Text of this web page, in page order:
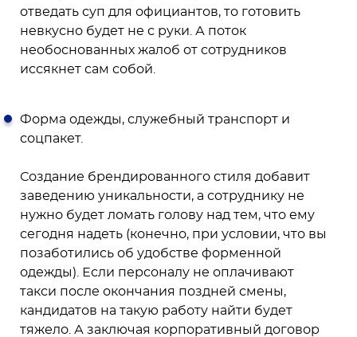
отведать суп для официантов, то готовить
невкусно будет не с руки. А поток
необоснованных жалоб от сотрудников
иссякнет сам собой.
Форма одежды, служебный транспорт и
соцпакет.
Создание брендированного стиля добавит
заведению уникальности, а сотруднику не
нужно будет ломать голову над тем, что ему
сегодня надеть (конечно, при условии, что вы
позаботились об удобстве форменной
одежды). Если персоналу не оплачивают
такси после окончания поздней смены,
кандидатов на такую работу найти будет
тяжело. А заключая корпоративный договор